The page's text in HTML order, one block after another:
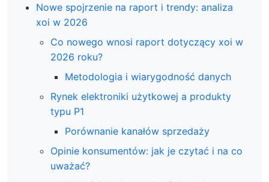
Nowe spojrzenie na raport i trendy: analiza
xoi w 2026
Co nowego wnosi raport dotyczący xoi w
2026 roku?
Metodologia i wiarygodność danych
Rynek elektroniki użytkowej a produkty
typu P1
Porównanie kanałów sprzedaży
Opinie konsumentów: jak je czytać i na co
uważać?